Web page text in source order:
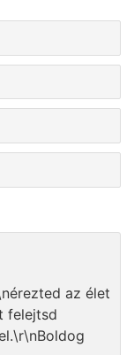
az élet
felejtsd